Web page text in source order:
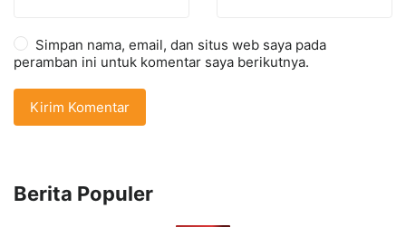
Simpan nama, email, dan situs web saya pada
peramban ini untuk komentar saya berikutnya.
Berita Populer